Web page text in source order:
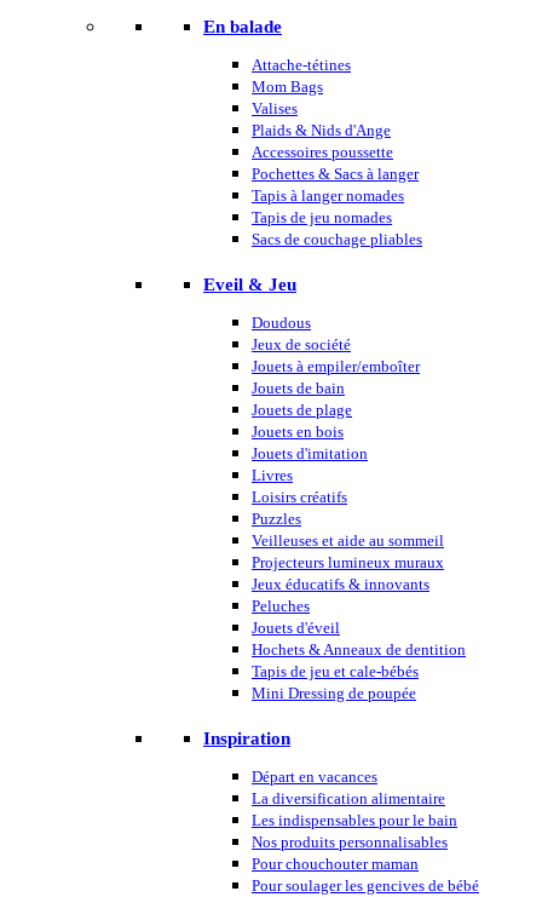
En balade
Attache-tétines
Mom Bags
Valises
Plaids & Nids d'Ange
Accessoires poussette
Pochettes & Sacs à langer
Tapis à langer nomades
Tapis de jeu nomades
Sacs de couchage pliables
Eveil & Jeu
Doudous
Jeux de société
Jouets à empiler/emboîter
Jouets de bain
Jouets de plage
Jouets en bois
Jouets d'imitation
Livres
Loisirs créatifs
Puzzles
Veilleuses et aide au sommeil
Projecteurs lumineux muraux
Jeux éducatifs & innovants
Peluches
Jouets d'éveil
Hochets & Anneaux de dentition
Tapis de jeu et cale-bébés
Mini Dressing de poupée
Inspiration
Départ en vacances
La diversification alimentaire
Les indispensables pour le bain
Nos produits personnalisables
Pour chouchouter maman
Pour soulager les gencives de bébé